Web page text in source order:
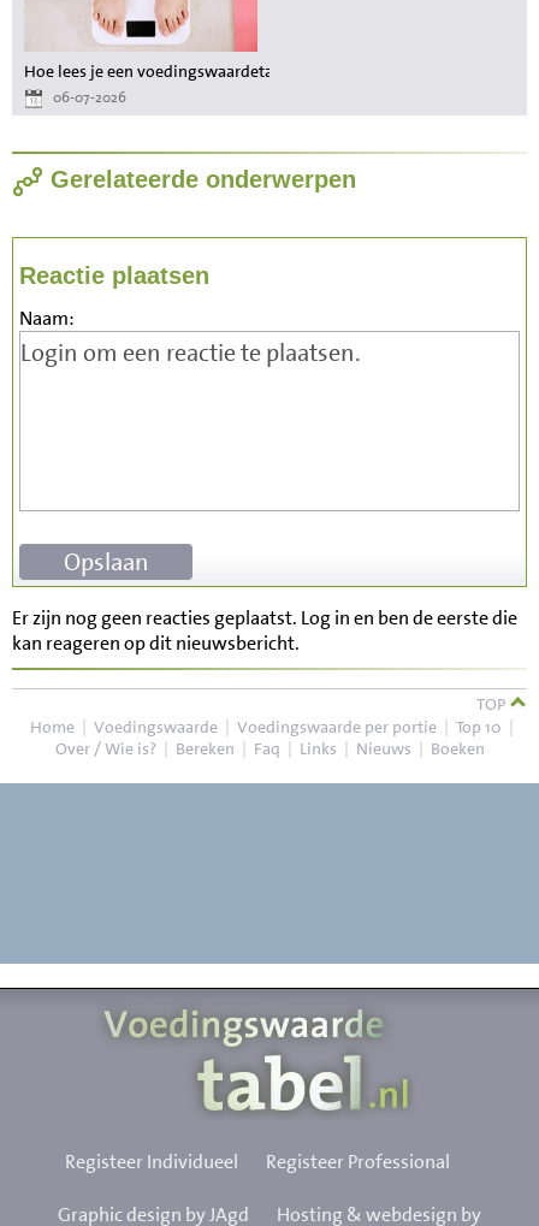
Hoe lees je een voedingswaardetabel als je wilt afvallen?
06-07-2026
Gerelateerde onderwerpen
Reactie plaatsen
Naam:
Er zijn nog geen reacties geplaatst. Log in en ben de eerste die
kan reageren op dit nieuwsbericht.
TOP
Home | Voedingswaarde | Voedingswaarde per portie | Top 10 |
Over / Wie is? | Bereken | Faq | Links | Nieuws | Boeken
Registeer Individueel Registeer Professional
Graphic design by JAgd Hosting & webdesign by